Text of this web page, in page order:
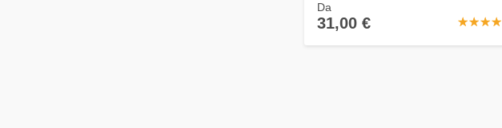
☆☆☆☆
★★★★
Da
31,00 €